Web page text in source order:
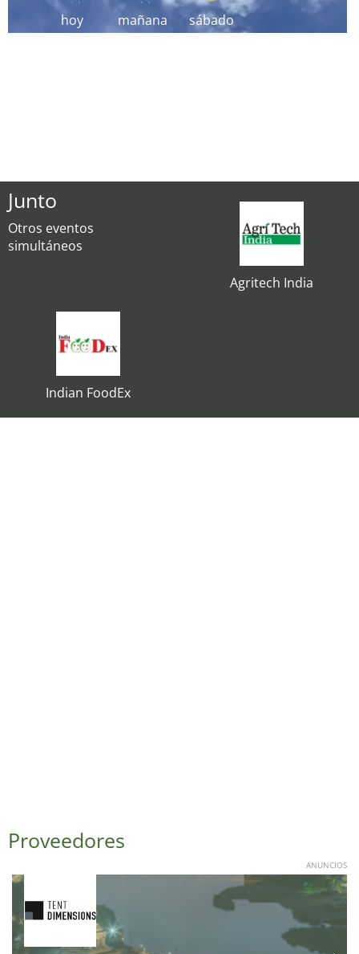
hoy mañana sábado
Junto
Otros eventos
simultáneos
Agritech India
Indian FoodEx
Proveedores
ANUNCIOS